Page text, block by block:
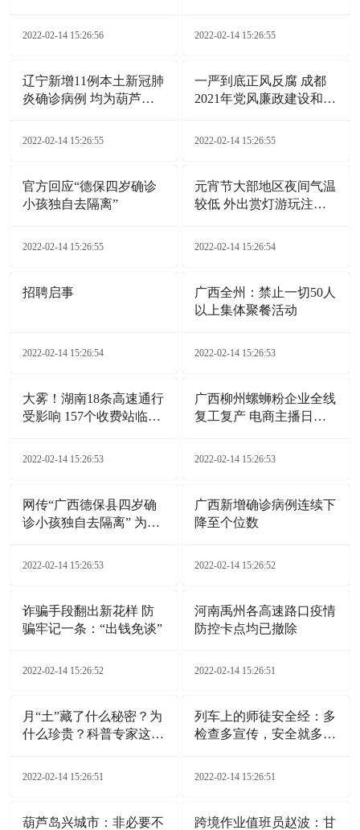
2022-02-14 15:26:56 2022-02-14 15:26:55
辽宁新增11例本土新冠肺
炎确诊病例 均为葫芦岛
2022-02-14 15:26:55
一严到底正风反腐 成都
2021年党风廉政建设和反
2022-02-14 15:26:55
官方回应“德保四岁确诊
小孩独自去隔离”
2022-02-14 15:26:55
元宵节大部地区夜间气温
较低 外出赏灯游玩注意
2022-02-14 15:26:54
招聘启事
2022-02-14 15:26:54
广西全州：禁止一切50人
以上集体聚餐活动
2022-02-14 15:26:53
大雾！湖南18条高速通行
受影响 157个收费站临时
2022-02-14 15:26:53
广西柳州螺蛳粉企业全线
复工复产 电商主播日夜
2022-02-14 15:26:53
网传“广西德保县四岁确
诊小孩独自去隔离” 为不
2022-02-14 15:26:53
广西新增确诊病例连续下
降至个位数
2022-02-14 15:26:52
诈骗手段翻出新花样 防
骗牢记一条：“出钱免谈”
2022-02-14 15:26:52
河南禹州各高速路口疫情
防控卡点均已撤除
2022-02-14 15:26:51
月“土”藏了什么秘密？为
什么珍贵？科普专家这样
2022-02-14 15:26:51
列车上的师徒安全经：多
检查多宣传，安全就多一
2022-02-14 15:26:51
葫芦岛兴城市：非必要不 跨境作业值班员赵波：甘